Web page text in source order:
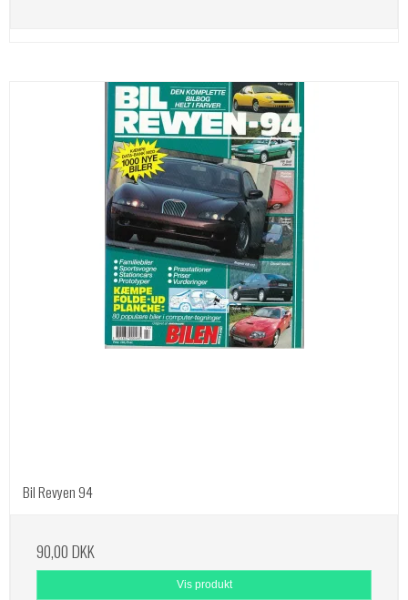
Bil Revyen 94
90,00 DKK
Vis produkt